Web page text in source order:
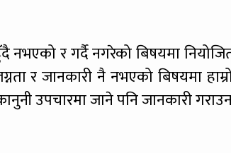
नभएको र गर्दै नगरेको बिषयमा
र जानकारी नै नभएको बिषयमा
उपचारमा जाने पनि जानकारी